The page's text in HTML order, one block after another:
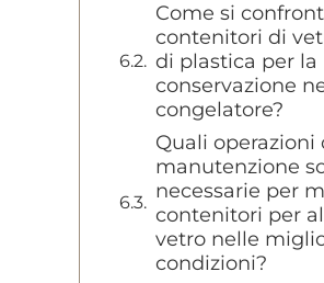
Come si
contenitori di
di plastica per la
conservazione
congelatore?
Quali operazioni
manutenzione
necessarie per
contenitori per
vetro nelle
condizioni?